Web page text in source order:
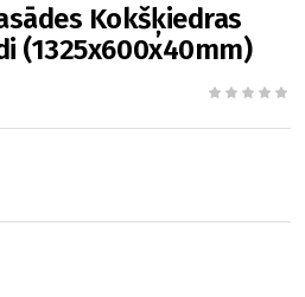
Kokšķiedras
(1325x600x40mm)